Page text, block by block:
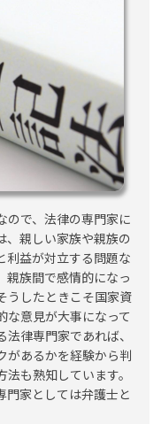
を司法書士へ依頼す
先一覧
みありませんか？
ので、法律の専門家に
、親しい家族や親族の
利益が対立する問題な
親族間で感情的になっ
うしたときこそ国家資
な意見が大事になって
律専門家であれば、
があるかを経験から判
も熟知しています。
門家としては弁護士と